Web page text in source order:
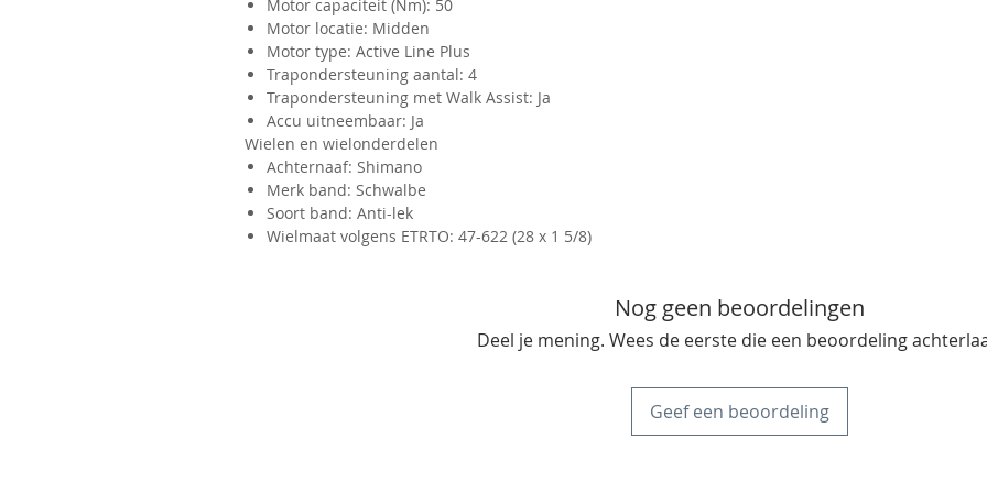
Motor capaciteit (Nm): 50
Motor locatie: Midden
Motor type: Active Line Plus
Trapondersteuning aantal: 4
Trapondersteuning met Walk Assist: Ja
Accu uitneembaar: Ja
Wielen en wielonderdelen
Achternaaf: Shimano
Merk band: Schwalbe
Soort band: Anti-lek
Wielmaat volgens ETRTO: 47-622 (28 x 1 5/8)
Nog geen beoordelingen
Deel je mening. Wees de eerste die een beoordeling
Geef een beoordeling